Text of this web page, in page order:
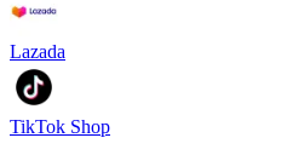
Lazada
TikTok Shop